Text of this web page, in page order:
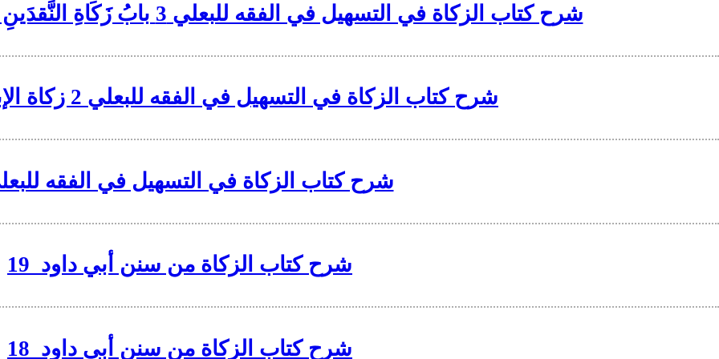
شرح كتاب الزكاة في التسهيل في الفقه للبعلي 3 بابُ زَكَاةِ النَّقدَينِ - بابُ زَكاةِ الحُبُوبِ والثَّمَرِ
شرح كتاب الزكاة في التسهيل في الفقه للبعلي 2 زكاة الإبل والبقر والغنم
شرح كتاب الزكاة في التسهيل في الفقه
شرح كتاب الزكاة من سنن أبي داود_19
شرح كتاب الزكاة من سنن أبي داود_18